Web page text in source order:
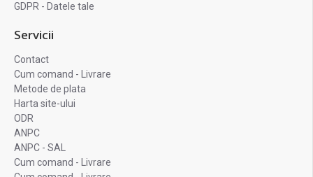
GDPR - Datele tale
Servicii
Contact
Cum comand - Livrare
Metode de plata
Harta site-ului
ODR
ANPC
ANPC - SAL
Cum comand - Livrare